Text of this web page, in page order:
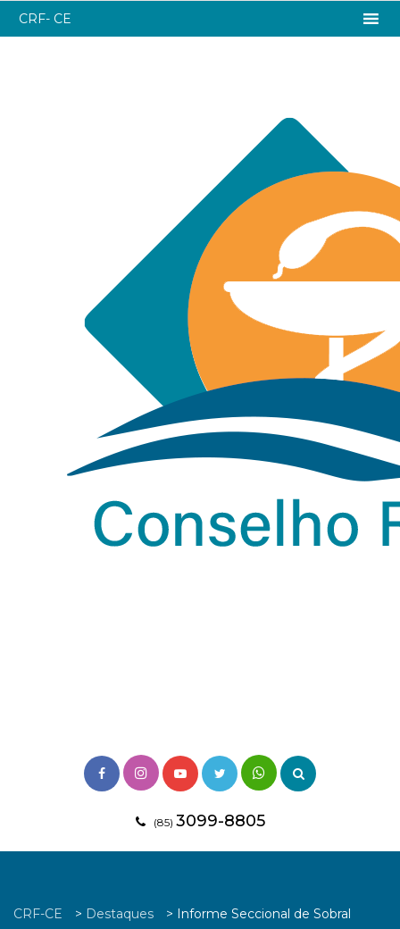
(85) 3099-8805
CRF- CE
CRF-CE > Destaques > Informe Seccional de Sobral